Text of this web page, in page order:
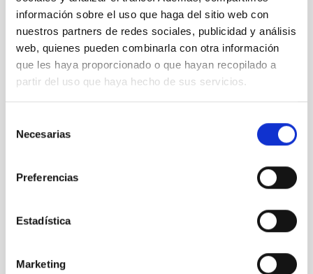
información sobre el uso que haga del sitio web con
nuestros partners de redes sociales, publicidad y análisis
web, quienes pueden combinarla con otra información
que les haya proporcionado o que hayan recopilado a
partir del uso que haya hecho de sus servicios.
Necesarias
Preferencias
Estadística
Marketing
RESULTADO DE INVESTIGACIÓN
Astrofísica Universitario
Científica/o
Formación y Evolución de Galaxias (FYEG)
Astronomía observacional